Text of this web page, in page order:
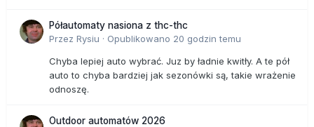
Półautomaty nasiona z thc-thc
Przez Rysiu · Opublikowano 20 godzin temu
Chyba lepiej auto wybrać. Juz by ładnie kwitły. A te pół
auto to chyba bardziej jak sezonówki są, takie wrażenie
odnoszę.
Outdoor automatów 2026